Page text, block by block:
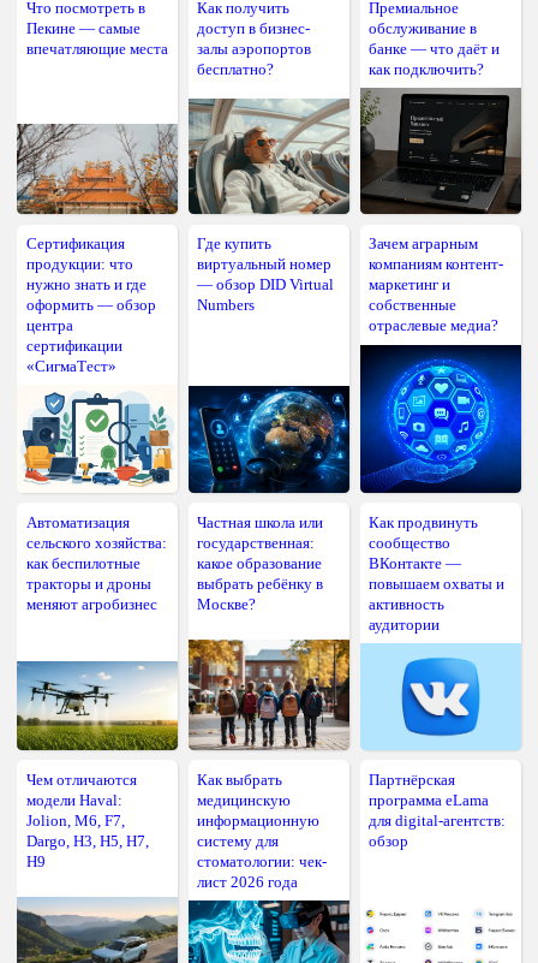
Что посмотреть в
Пекине — самые
впечатляющие места
Как получить
доступ в бизнес-
залы аэропортов
бесплатно?
Премиальное
обслуживание в
банке — что даёт и
как подключить?
Сертификация
продукции: что
нужно знать и где
оформить — обзор
центра
сертификации
«СигмаТест»
Где купить
виртуальный номер
— обзор DID Virtual
Numbers
Зачем аграрным
компаниям контент-
маркетинг и
собственные
отраслевые медиа?
Автоматизация
сельского хозяйства:
как беспилотные
тракторы и дроны
меняют агробизнес
Частная школа или
государственная:
какое образование
выбрать ребёнку в
Москве?
Как продвинуть
сообщество
ВКонтакте —
повышаем охваты и
активность
аудитории
Чем отличаются
модели Haval:
Jolion, M6, F7,
Dargo, H3, H5, H7,
H9
Как выбрать
медицинскую
информационную
систему для
стоматологии: чек-
лист 2026 года
Партнёрская
программа eLama
для digital-агентств:
обзор